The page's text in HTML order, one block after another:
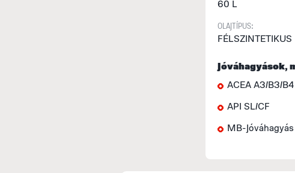
60 L
OLAJTÍPUS:
FÉLSZINTETIKUS
Jóváhagyások,
ACEA A3/B3/B4
API SL/CF
MB-